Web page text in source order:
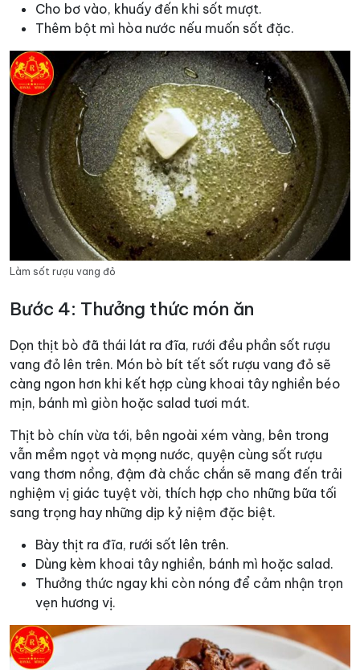
Cho bơ vào, khuấy đến khi sốt mượt.
Thêm bột mì hòa nước nếu muốn sốt đặc.
Làm sốt rượu vang đỏ
Bước 4: Thưởng thức món ăn
Dọn thịt bò đã thái lát ra đĩa, rưới đều phần sốt rượu
vang đỏ lên trên. Món bò bít tết sốt rượu vang đỏ sẽ
càng ngon hơn khi kết hợp cùng khoai tây nghiền béo
mịn, bánh mì giòn hoặc salad tươi mát.
Thịt bò chín vừa tới, bên ngoài xém vàng, bên trong
vẫn mềm ngọt và mọng nước, quyện cùng sốt rượu
vang thơm nồng, đậm đà chắc chắn sẽ mang đến trải
nghiệm vị giác tuyệt vời, thích hợp cho những bữa tối
sang trọng hay những dịp kỷ niệm đặc biệt.
Bày thịt ra đĩa, rưới sốt lên trên.
Dùng kèm khoai tây nghiền, bánh mì hoặc salad.
Thưởng thức ngay khi còn nóng để cảm nhận trọn
vẹn hương vị.